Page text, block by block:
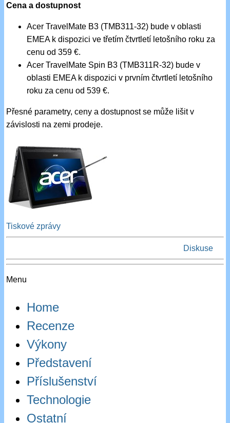
Cena a dostupnost
Acer TravelMate B3 (TMB311-32) bude v oblasti
EMEA k dispozici ve třetím čtvrtletí letošního roku za
cenu od 359 €.
Acer TravelMate Spin B3 (TMB311R-32) bude v
oblasti EMEA k dispozici v prvním čtvrtletí letošního
roku za cenu od 539 €.
Přesné parametry, ceny a dostupnost se může lišit v
závislosti na zemi prodeje.
Tiskové zprávy
Diskuse
Menu
Home
Recenze
Výkony
Představení
Příslušenství
Technologie
Ostatní